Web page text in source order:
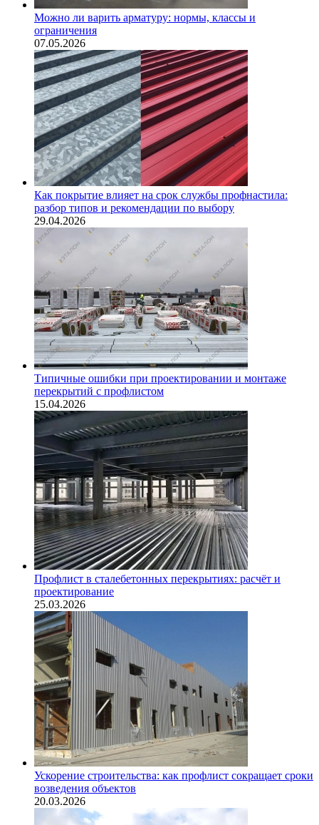
Можно ли варить арматуру: нормы, классы и
ограничения
07.05.2026
Как покрытие влияет на срок службы профнастила:
разбор типов и рекомендации по выбору
29.04.2026
Типичные ошибки при проектировании и монтаже
перекрытий с профлистом
15.04.2026
Профлист в сталебетонных перекрытиях: расчёт и
проектирование
25.03.2026
Ускорение строительства: как профлист сокращает сроки
возведения объектов
20.03.2026